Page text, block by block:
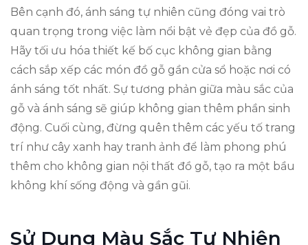
Bên cạnh đó, ánh sáng tự nhiên cũng đóng vai trò
quan trọng trong việc làm nổi bật vẻ đẹp của đồ gỗ.
Hãy tối ưu hóa thiết kế bố cục không gian bằng
cách sắp xếp các món đồ gỗ gần cửa sổ hoặc nơi có
ánh sáng tốt nhất. Sự tương phản giữa màu sắc của
gỗ và ánh sáng sẽ giúp không gian thêm phần sinh
động. Cuối cùng, đừng quên thêm các yếu tố trang
trí như cây xanh hay tranh ảnh để làm phong phú
thêm cho không gian nội thất đồ gỗ, tạo ra một bầu
không khí sống động và gần gũi.
Sử Dụng Màu Sắc Tự Nhiên